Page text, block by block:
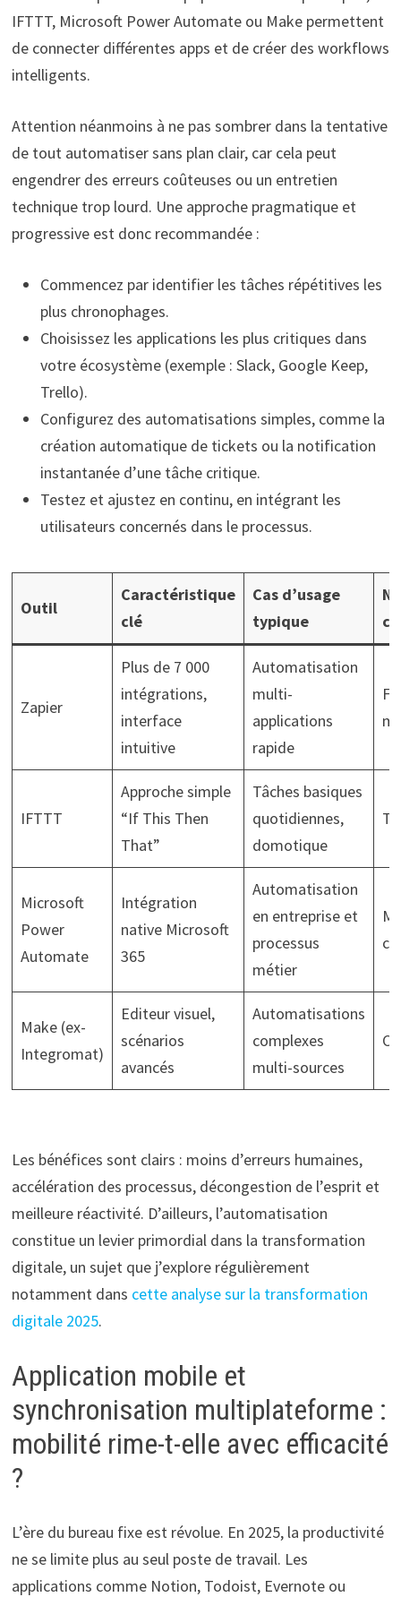
IFTTT, Microsoft Power Automate ou Make permettent
de connecter différentes apps et de créer des workflows
intelligents.
Attention néanmoins à ne pas sombrer dans la tentative
de tout automatiser sans plan clair, car cela peut
engendrer des erreurs coûteuses ou un entretien
technique trop lourd. Une approche pragmatique et
progressive est donc recommandée :
Commencez par identifier les tâches répétitives les
plus chronophages.
Choisissez les applications les plus critiques dans
votre écosystème (exemple : Slack, Google Keep,
Trello).
Configurez des automatisations simples, comme la
création automatique de tickets ou la notification
instantanée d’une tâche critique.
Testez et ajustez en continu, en intégrant les
utilisateurs concernés dans le processus.
Outil
Caractéristique
clé
Cas d’usage
typique
Zapier
Plus de 7 000
intégrations,
interface
intuitive
Automatisation
multi-
applications
rapide
IFTTT
Approche simple
“If This Then
That”
Tâches basiques
quotidiennes,
domotique
Microsoft
Power
Automate
Intégration
native Microsoft
365
Automatisation
en entreprise et
processus
métier
Make (ex-
Integromat)
Editeur visuel,
scénarios
avancés
Automatisations
complexes
multi-sources
Les bénéfices sont clairs : moins d’erreurs humaines,
accélération des processus, décongestion de l’esprit et
meilleure réactivité. D’ailleurs, l’automatisation
constitue un levier primordial dans la transformation
digitale, un sujet que j’explore régulièrement
notamment dans cette analyse sur la transformation
digitale 2025.
Application mobile et
synchronisation multiplateforme :
mobilité rime-t-elle avec efficacité
?
L’ère du bureau fixe est révolue. En 2025, la productivité
ne se limite plus au seul poste de travail. Les
applications comme Notion, Todoist, Evernote ou